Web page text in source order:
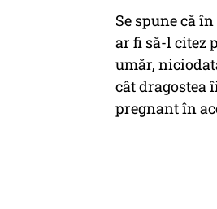
Se spune că
ar fi să-l citez
umăr,
cât dragostea
pregnant în